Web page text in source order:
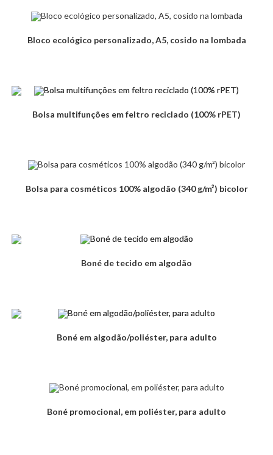
Bloco ecológico personalizado, A5, cosido na lombada
Bolsa multifunções em feltro reciclado (100% rPET)
Bolsa para cosméticos 100% algodão (340 g/m²) bicolor
Boné de tecido em algodão
Boné em algodão/poliéster, para adulto
Boné promocional, em poliéster, para adulto